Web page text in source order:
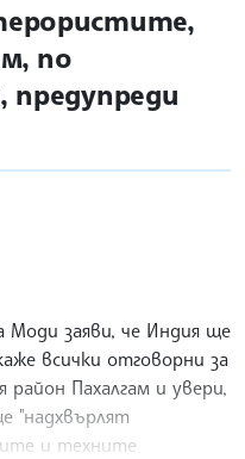
по
предупреди
Моди заяви, че Индия ще
всички отговорни за
Пахалгам и увери,
"надхвърлят
и техните